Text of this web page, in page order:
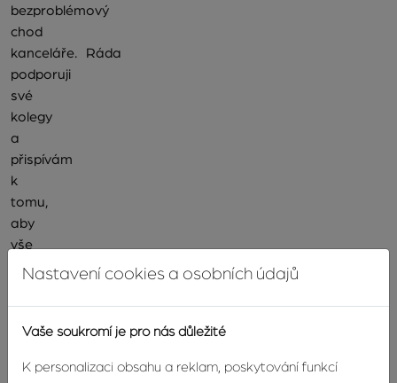
bezproblémový
chod
kanceláře. Ráda
podporuji
své
kolegy
a
přispívám
k
tomu,
aby
vše
fungovalo
a
atmosféře.
Nastavení cookies a osobních údajů
Vaše soukromí je pro nás důležité
K personalizaci obsahu a reklam, poskytování funkcí